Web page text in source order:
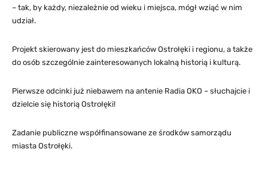
– tak, by każdy, niezależnie od wieku i miejsca, mógł wziąć w nim
udział.
Projekt skierowany jest do mieszkańców Ostrołęki i regionu, a także
do osób szczególnie zainteresowanych lokalną historią i kulturą.
Pierwsze odcinki już niebawem na antenie Radia OKO – słuchajcie i
dzielcie się historią Ostrołęki!
Zadanie publiczne współfinansowane ze środków samorządu
miasta Ostrołęki.